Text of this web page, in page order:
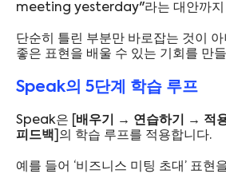
meeting yesterday"라는 대안까지
단순히 틀린 부분만 바로잡는 것이
좋은 표현을 배울 수 있는 기회를 만
Speak의 5단계 학습 루프
Speak은 [ 배우기 → 연습하기 → 적
피드백 ]의 학습 루프를 적용합니다.
예를 들어 ‘비즈니스 미팅 초대’ 표현